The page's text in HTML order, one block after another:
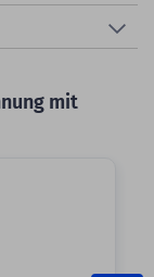
mit